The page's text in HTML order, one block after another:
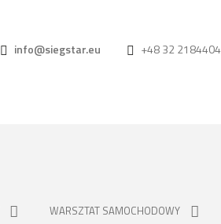
info@siegstar.eu +48 32 2184404
WARSZTAT SAMOCHODOWY